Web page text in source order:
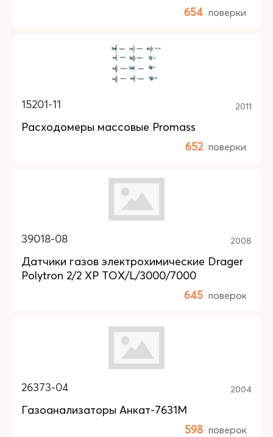
654 поверки
15201-11 2011
Расходомеры массовые Promass
652 поверки
39018-08 2008
Датчики газов электрохимические Drager
Polytron 2/2 XP TOX/L/3000/7000
645 поверок
26373-04 2004
Газоанализаторы Анкат-7631М
598 поверок